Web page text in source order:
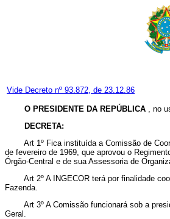
Vide Decreto nº 93.872, de 23.12.86
O PRESIDENTE DA REPÚBLICA , no
DECRETA:
Art 1º Fica instituída a Comissão de
de fevereiro de 1969, que aprovou o
Órgão-Central e de sua Assessoria de
Art 2º A INGECOR terá por finalidade
Fazenda.
Art 3º A Comissão funcionará sob a
Geral.